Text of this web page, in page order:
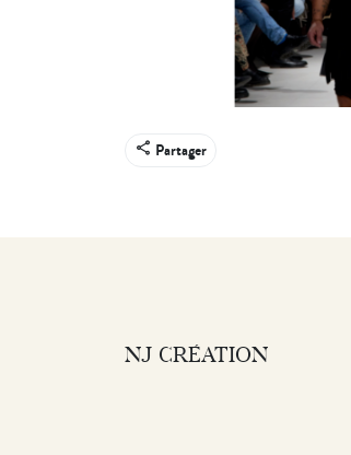
share Partager
NJ CRÉATION